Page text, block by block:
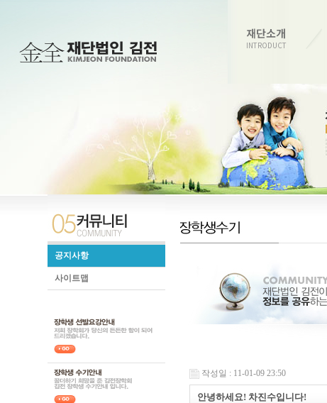
재단소개
INTRODUCT
공지사항
사이트맵
작성일 : 11-01-09 23:50
안녕하세요! 차진수입니다!